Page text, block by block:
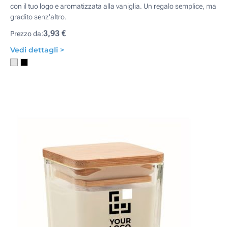
con il tuo logo e aromatizzata alla vaniglia. Un regalo semplice, ma
gradito senz'altro.
Prezzo da:3,93 €
Vedi dettagli >